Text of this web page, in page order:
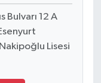
Bulvarı 12 A
Lisesi